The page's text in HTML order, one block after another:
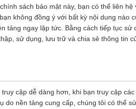
sách bảo mật này, bạn có thể liên
không đồng ý với bất kỳ nội dung nào
tảng ngay lập tức. Bằng cách tiếp tục sử
sử dụng, lưu trữ và chia sẻ thông tin
cập dễ dàng hơn, khi bạn truy cập
do nền tảng cung cấp, chúng tôi có thể